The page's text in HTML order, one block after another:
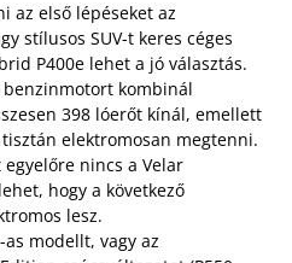
az első lépéseket az
stílusos SUV-t keres céges
P400e lehet a jó választás.
benzinmotort kombinál
398 lóerőt kínál, emellett
elektromosan megtenni.
nincs a Velar
hogy a következő
lesz.
as modellt, vagy az